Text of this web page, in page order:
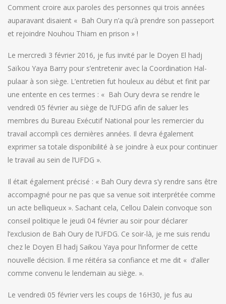
Comment croire aux paroles des personnes qui trois années
auparavant disaient « Bah Oury n’a qu’à prendre son passeport
et rejoindre Nouhou Thiam en prison » !
Le mercredi 3 février 2016, je fus invité par le Doyen El hadj
Saïkou Yaya Barry pour s’entretenir avec la Coordination Hal-
pulaar à son siège. L’entretien fut houleux au début et finit par
une entente en ces termes : « Bah Oury devra se rendre le
vendredi 05 février au siège de l’UFDG afin de saluer les
membres du Bureau Exécutif National pour les remercier du
travail accompli ces dernières années. Il devra également
exprimer sa totale disponibilité à se joindre à eux pour continuer
le travail au sein de l’UFDG ».
Il était également précisé : « Bah Oury devra s’y rendre sans être
accompagné pour ne pas que sa venue soit interprétée comme
un acte belliqueux ». Sachant cela, Cellou Dalein convoque son
conseil politique le jeudi 04 février au soir pour déclarer
l’exclusion de Bah Oury de l’UFDG. Ce soir-là, je me suis rendu
chez le Doyen El hadj Saikou Yaya pour l’informer de cette
nouvelle décision. Il me réitéra sa confiance et me dit « d’aller
comme convenu le lendemain au siège. ».
Le vendredi 05 février vers les coups de 16H30, je fus au